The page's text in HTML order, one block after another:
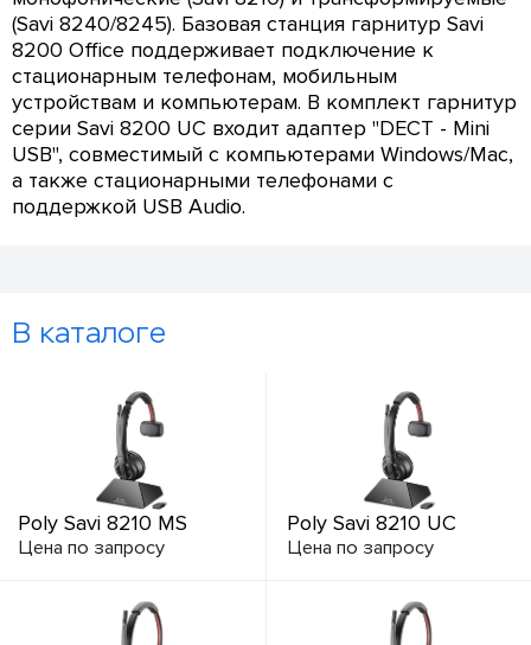
(Savi 8240/8245). Базовая станция гарнитур Savi
8200 Office поддерживает подключение к
стационарным телефонам, мобильным
устройствам и компьютерам. В комплект гарнитур
серии Savi 8200 UC входит адаптер "DECT - Mini
USB", совместимый с компьютерами Windows/Mac,
а также стационарными телефонами с
поддержкой USB Audio.
В каталоге
Poly Savi 8210 MS
Цена по запросу
Poly Savi 8210 UC
Цена по запросу